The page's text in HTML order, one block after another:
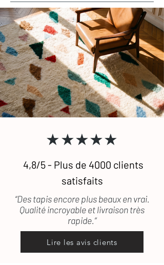
★★★★★
4,8/5 - Plus de 4000 clients
satisfaits
“Des tapis encore plus beaux en vrai.
Qualité incroyable et livraison très
rapide.”
Lire les avis clients